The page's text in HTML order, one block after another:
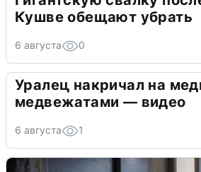
Кушве обещают убрать
6 августа 0
Уралец накричал на
медвежатами — видео
6 августа 1